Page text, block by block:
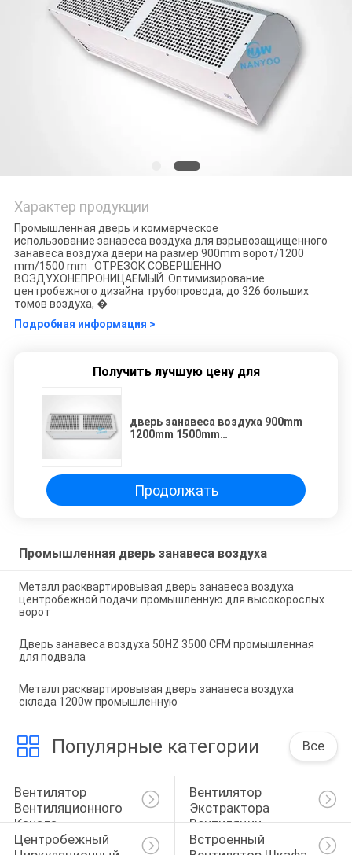
Характер продукции
Промышленная дверь и коммерческое
использование занавеса воздуха для взрывозащищенного
занавеса воздуха двери на размер 900mm ворот/1200
mm/1500 mm ОТРЕЗОК СОВЕРШЕННО
ВОЗДУХОНЕПРОНИЦАЕМЫЙ Оптимизирование
центробежного дизайна трубопровода, до 326 больших
томов воздуха, �
Подробная информация >
Получить лучшую цену для
дверь занавеса воздуха 900mm
1200mm 1500mm
Продолжать
Промышленная дверь занавеса воздуха
Металл расквартировывая дверь занавеса воздуха
центробежной подачи промышленную для высокорослых
ворот
Дверь занавеса воздуха 50HZ 3500 CFM промышленная
для подвала
Металл расквартировывая дверь занавеса воздуха
склада 1200w промышленную
Популярные категории Все
Вентилятор
Вентиляционного
Канала
Вентилятор
Экстрактора
Вентиляции
Центробежный
Встроенный